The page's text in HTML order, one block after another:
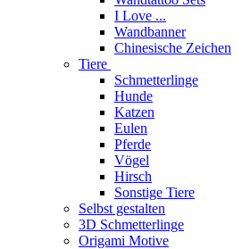
I Love ...
Wandbanner
Chinesische Zeichen
Tiere
Schmetterlinge
Hunde
Katzen
Eulen
Pferde
Vögel
Hirsch
Sonstige Tiere
Selbst gestalten
3D Schmetterlinge
Origami Motive